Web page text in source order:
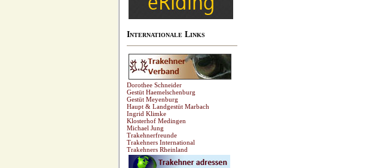
Internationale Links
Dorothee Schneider
Gestüt Haemelschenburg
Gestüt Meyenburg
Haupt & Landgestüt Marbach
Ingrid Klimke
Klosterhof Medingen
Michael Jung
Trakehnerfreunde
Trakehners International
Trakehners Rheinland